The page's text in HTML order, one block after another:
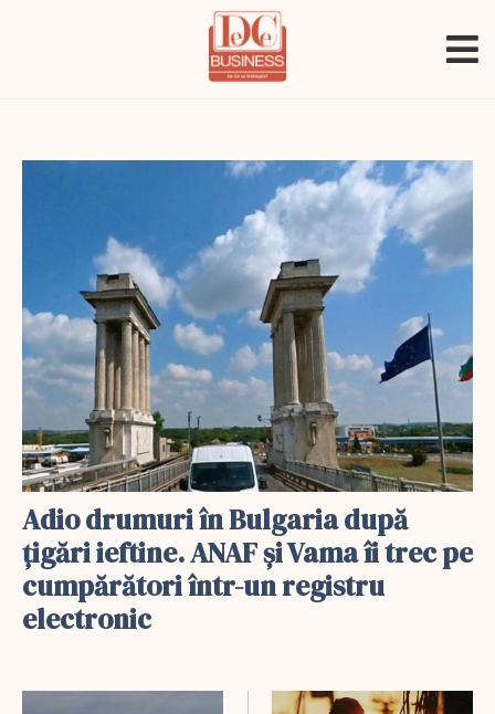
Adio drumuri în Bulgaria după
țigări ieftine. ANAF și Vama îi trec pe
cumpărători într-un registru
electronic